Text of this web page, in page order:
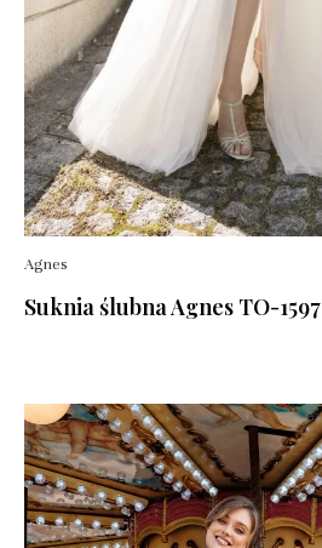
Agnes
Suknia ślubna Agnes TO-1597